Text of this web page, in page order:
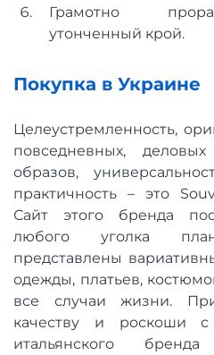
Грамотно
утонченный крой.
Покупка в Украине
Целеустремленность,
повседневных,
образов,
практичность – это
Сайт этого бренда
любого уголка
представлены
одежды, платьев,
все случаи жизни.
качеству и роскоши с
итальянского